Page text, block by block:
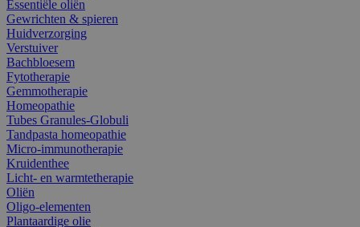
Essentiële oliën
Gewrichten & spieren
Huidverzorging
Verstuiver
Bachbloesem
Fytotherapie
Gemmotherapie
Homeopathie
Tubes Granules-Globuli
Tandpasta homeopathie
Micro-immunotherapie
Kruidenthee
Licht- en warmtetherapie
Oliën
Oligo-elementen
Plantaardige olie